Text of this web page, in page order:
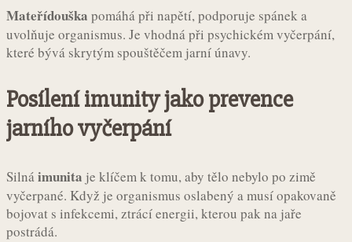
Mateřídouška pomáhá při napětí, podporuje spánek a
uvolňuje organismus. Je vhodná při psychickém vyčerpání,
které bývá skrytým spouštěčem jarní únavy.
Posílení imunity jako prevence
jarního vyčerpání
Silnáimunita je klíčem k tomu, aby tělo nebylo po zimě
vyčerpané. Když je organismus oslabený a musí opakovaně
bojovat s infekcemi, ztrácí energii, kterou pak na jaře
postrádá.